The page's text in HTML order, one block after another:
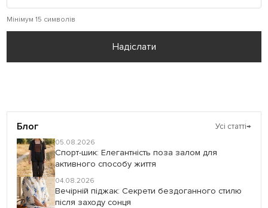
Мінімум 15 символів
Надіслати
Блог Усі статті→
05.08.2026
Спорт-шик: Елегантність поза залом для
активного способу життя
04.08.2026
Вечірній піджак: Секрети бездоганного стилю
після заходу сонця